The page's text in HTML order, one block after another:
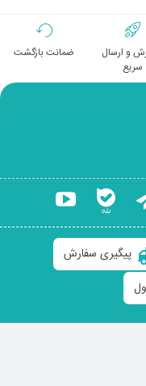
و ارسال
سریع
ضمانت بازگشت
پیگیری سفارش